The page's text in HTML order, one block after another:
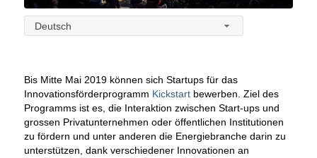
Deutsch
Bis Mitte Mai 2019 können sich Startups für das
Innovationsförderprogramm Kickstartbewerben. Ziel des
Programms ist es, die Interaktion zwischen Start-ups und
grossen Privatunternehmen oder öffentlichen Institutionen
zu fördern und unter anderen die Energiebranche darin zu
unterstützen, dank verschiedener Innovationen an